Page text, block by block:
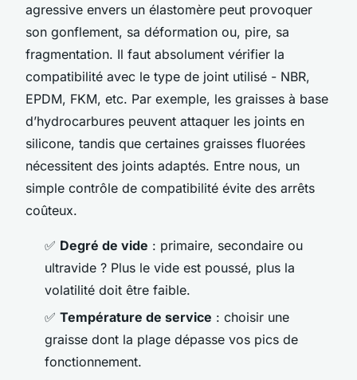
agressive envers un élastomère peut provoquer
son gonflement, sa déformation ou, pire, sa
fragmentation. Il faut absolument vérifier la
compatibilité avec le type de joint utilisé - NBR,
EPDM, FKM, etc. Par exemple, les graisses à base
d’hydrocarbures peuvent attaquer les joints en
silicone, tandis que certaines graisses fluorées
nécessitent des joints adaptés. Entre nous, un
simple contrôle de compatibilité évite des arrêts
coûteux.
✅ Degré de vide : primaire, secondaire ou
ultravide ? Plus le vide est poussé, plus la
volatilité doit être faible.
✅ Température de service : choisir une
graisse dont la plage dépasse vos pics de
fonctionnement.